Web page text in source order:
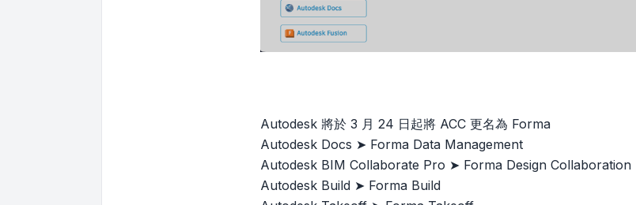
Autodesk 將於 3 月 24 日起將 ACC 更名為 Forma
Autodesk Docs ➤ Forma Data Management
Autodesk BIM Collaborate Pro ➤ Forma Design Collaboration
Autodesk Build ➤ Forma Build